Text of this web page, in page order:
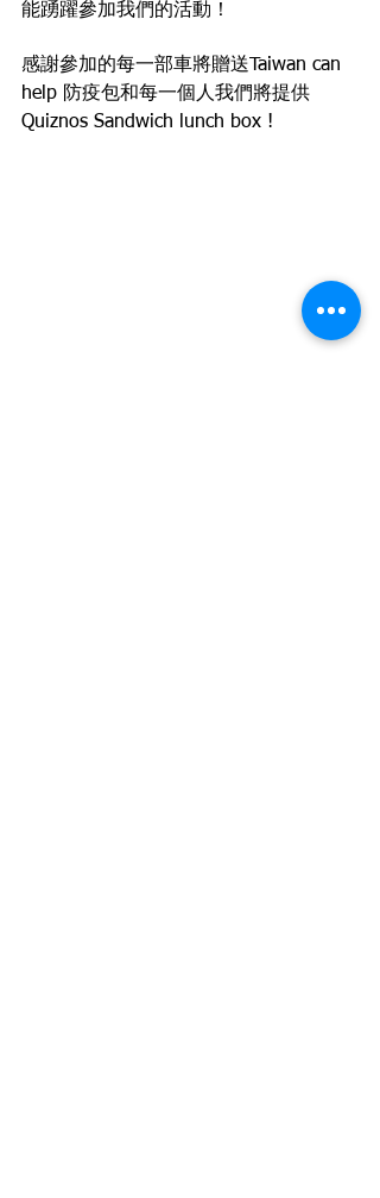
能踴躍參加我們的活動！
感謝參加的每一部車將贈送Taiwan can
help 防疫包和每一個人我們將提供
Quiznos Sandwich lunch box !